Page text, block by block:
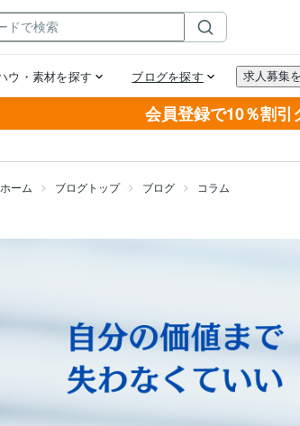
会員登録で10％割引
ホーム ブログトップ ブログ コラム